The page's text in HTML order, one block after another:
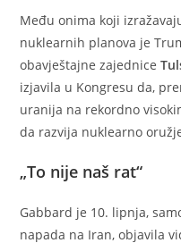
Među onima koji
nuklearnih planova je
obavještajne zajednice
izjavila u Kongresu da,
uranija na rekordno
da razvija nuklearno
„To nije naš rat“
Gabbard je 10. lipnja,
napada na Iran, objavila